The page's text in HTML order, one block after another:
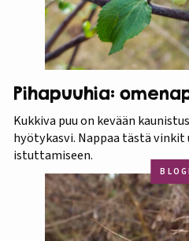
Pihapuuhia:
Kukkiva puu on kevään
hyötykasvi. Nappaa tästä vinkit
istuttamiseen.
BLOGI